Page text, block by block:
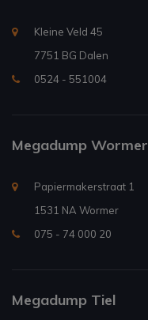
Kleine Veld 45
7751 BG Dalen
0524 - 551004
Megadump Wormer
Papiermakerstraat 1
1531 NA Wormer
075 - 74 000 20
Megadump Tiel